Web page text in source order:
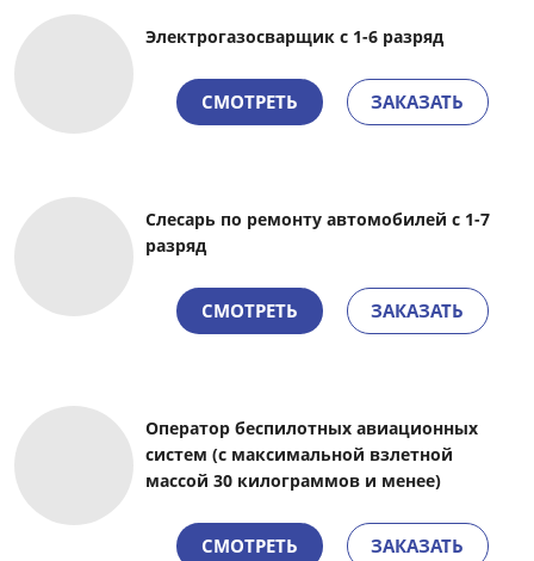
Электрогазосварщик с 1-6 разряд
СМОТРЕТЬ ЗАКАЗАТЬ
Слесарь по ремонту автомобилей с 1-7
разряд
СМОТРЕТЬ ЗАКАЗАТЬ
Оператор беспилотных авиационных
систем (с максимальной взлетной
массой 30 килограммов и менее)
СМОТРЕТЬ ЗАКАЗАТЬ